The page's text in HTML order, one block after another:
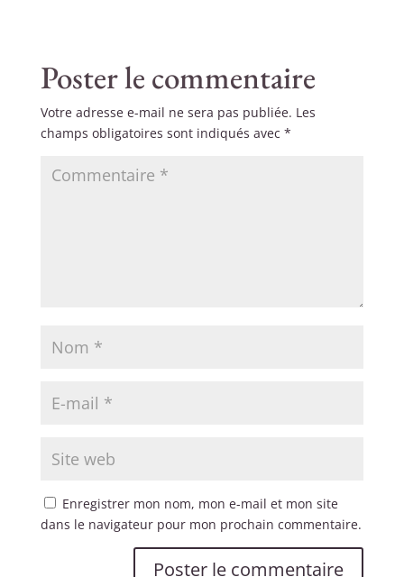
Poster le commentaire
Votre adresse e-mail ne sera pas publiée. Les
champs obligatoires sont indiqués avec *
Enregistrer mon nom, mon e-mail et mon site
dans le navigateur pour mon prochain commentaire.